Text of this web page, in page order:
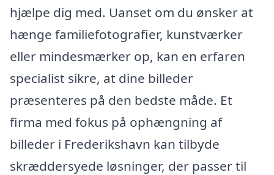
hjælpe dig med. Uanset om du ønsker at
hænge familiefotografier, kunstværker
eller mindesmærker op, kan en erfaren
specialist sikre, at dine billeder
præsenteres på den bedste måde. Et
firma med fokus på ophængning af
billeder i Frederikshavn kan tilbyde
skræddersyede løsninger, der passer til